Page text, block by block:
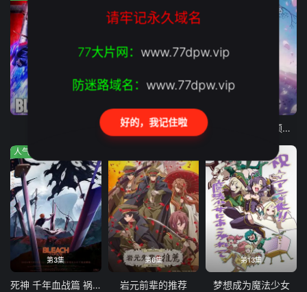
猫与龙 小书痴的下克上领主的养女
第3集
人气:69
死神 千年血战篇 祸进谭(2026)
第6集
岩元前辈的推荐
第13集
梦想成为魔法少女
请牢记永久域名
77大片网： www.77dpw.vip
防迷路域名： www.77dpw.vip
好的，我记住啦